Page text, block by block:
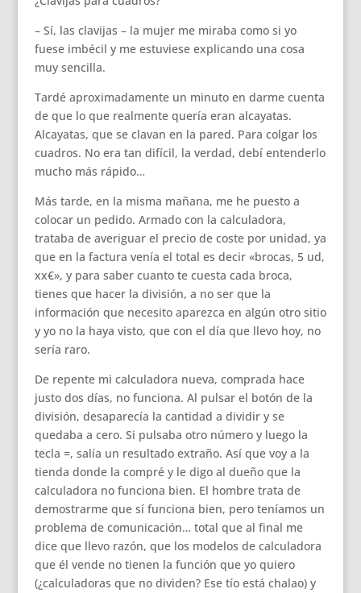
– Sí, las clavijas – la mujer me miraba como si yo
fuese imbécil y me estuviese explicando una cosa
muy sencilla.
Tardé aproximadamente un minuto en darme cuenta
de que lo que realmente quería eran alcayatas.
Alcayatas, que se clavan en la pared. Para colgar los
cuadros. No era tan difícil, la verdad, debí entenderlo
mucho más rápido…
Más tarde, en la misma mañana, me he puesto a
colocar un pedido. Armado con la calculadora,
trataba de averiguar el precio de coste por unidad, ya
que en la factura venía el total es decir «brocas, 5 ud,
xx€», y para saber cuanto te cuesta cada broca,
tienes que hacer la división, a no ser que la
información que necesito aparezca en algún otro sitio
y yo no la haya visto, que con el día que llevo hoy, no
sería raro.
De repente mi calculadora nueva, comprada hace
justo dos días, no funciona. Al pulsar el botón de la
división, desaparecía la cantidad a dividir y se
quedaba a cero. Si pulsaba otro número y luego la
tecla =, salía un resultado extraño. Así que voy a la
tienda donde la compré y le digo al dueño que la
calculadora no funciona bien. El hombre trata de
demostrarme que sí funciona bien, pero teníamos un
problema de comunicación… total que al final me
dice que llevo razón, que los modelos de calculadora
que él vende no tienen la función que yo quiero
(¿calculadoras que no dividen? Ese tío está chalao) y